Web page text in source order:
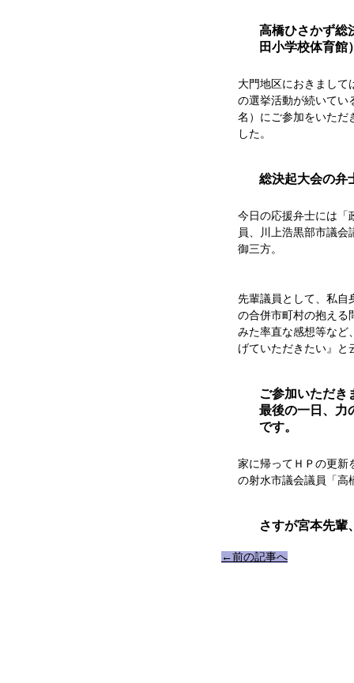
高橋ひさかず総
田小学校体育館
大門地区におきまして
の選挙活動が続いてい
名）にご参加をいただ
した。
総決起大会の弁
今日の応援弁士には「
員、川上浩黒部市議会
御三方。
先輩議員として、私自
の合併市町村の抱える
みた率直な感想等など
げていただきたい』と
ご参加いただき
最後の一日、力
です。
家に帰ってＨＰの更新
の射水市議会議員「高
さすが宮本先輩
←前の記事へ